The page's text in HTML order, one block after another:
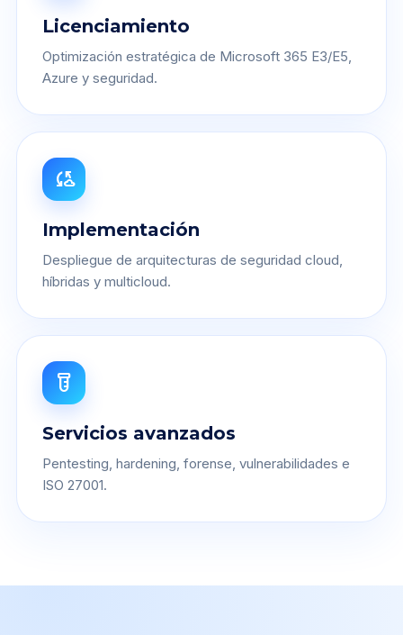
Licenciamiento
Optimización estratégica de Microsoft 365 E3/E5,
Azure y seguridad.
cloud_sync
Implementación
Despliegue de arquitecturas de seguridad cloud,
híbridas y multicloud.
labs
Servicios avanzados
Pentesting, hardening, forense, vulnerabilidades e
ISO 27001.